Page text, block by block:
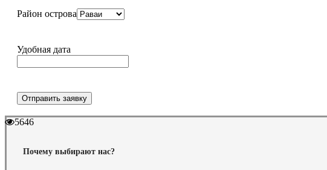
Район острова
Удобная дата
Отправить заявку
5646
Почему выбирают нас?